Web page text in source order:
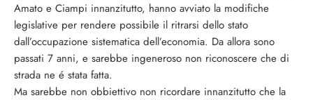
Amato e Ciampi innanzitutto, hanno avviato la modifiche
legislative per rendere possibile il ritrarsi dello stato
dall’occupazione sistematica dell’economia. Da allora sono
passati 7 anni, e sarebbe ingeneroso non riconoscere che di
strada ne é stata fatta.
Ma sarebbe non obbiettivo non ricordare innanzitutto che la